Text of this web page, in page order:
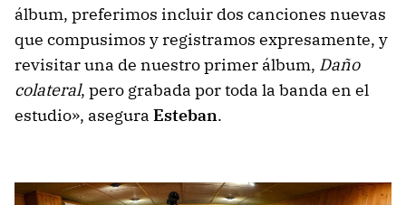
álbum, preferimos incluir dos canciones nuevas
que compusimos y registramos expresamente, y
revisitar una de nuestro primer álbum, Daño
colateral, pero grabada por toda la banda en el
estudio», asegura Esteban.